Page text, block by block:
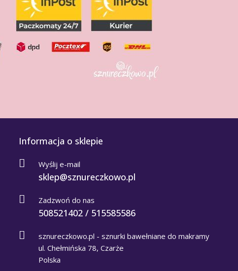
Informacja o sklepie
Wyślij e-mail
sklep@sznureczkowo.pl
Zadzwoń do nas
508521402 / 515585586
sznureczkowo.pl - sznurki bawełniane do makramy
ul. Chełmińska 78, Czarże
Polska